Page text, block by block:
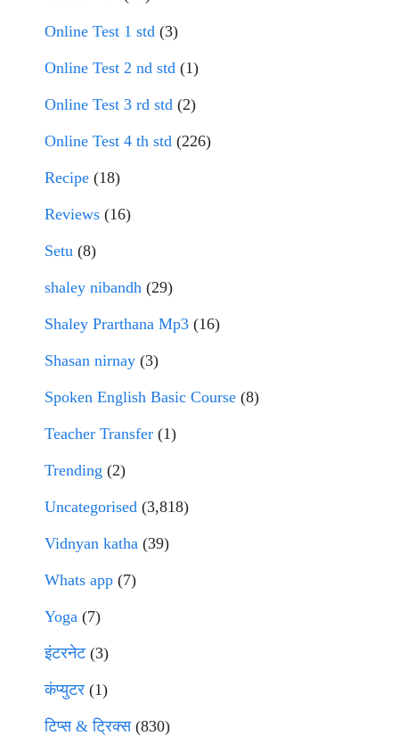
Online Test 1 std (3)
Online Test 2 nd std (1)
Online Test 3 rd std (2)
Online Test 4 th std (226)
Recipe (18)
Reviews (16)
Setu (8)
shaley nibandh (29)
Shaley Prarthana Mp3 (16)
Shasan nirnay (3)
Spoken English Basic Course (8)
Teacher Transfer (1)
Trending (2)
Uncategorised (3,818)
Vidnyan katha (39)
Whats app (7)
Yoga (7)
इंटरनेट(3)
कंप्युटर (1)
टिप्स & ट्रिक्स(830)